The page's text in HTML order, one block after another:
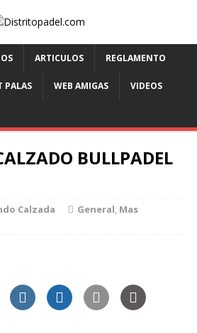
ARTICULOS REGLAMENTO
PALAS WEB AMIGAS VIDEOS
BULLPADEL
Calzada General, Mas